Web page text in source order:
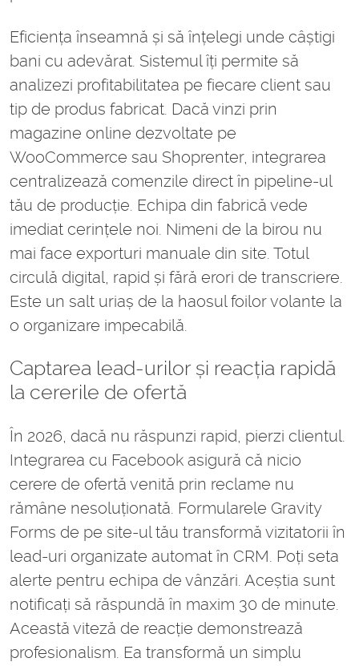
Eficiența înseamnă și să înțelegi unde câștigi
bani cu adevărat. Sistemul îți permite să
analizezi profitabilitatea pe fiecare client sau
tip de produs fabricat. Dacă vinzi prin
magazine online dezvoltate pe
WooCommerce sau Shoprenter, integrarea
centralizează comenzile direct în pipeline-ul
tău de producție. Echipa din fabrică vede
imediat cerințele noi. Nimeni de la birou nu
mai face exporturi manuale din site. Totul
circulă digital, rapid și fără erori de transcriere.
Este un salt uriaș de la haosul foilor volante la
o organizare impecabilă.
Captarea lead-urilor și reacția rapidă
la cererile de ofertă
În 2026, dacă nu răspunzi rapid, pierzi clientul.
Integrarea cu Facebook asigură că nicio
cerere de ofertă venită prin reclame nu
rămâne nesoluționată. Formularele Gravity
Forms de pe site-ul tău transformă vizitatorii în
lead-uri organizate automat în CRM. Poți seta
alerte pentru echipa de vânzări. Aceștia sunt
notificați să răspundă în maxim 30 de minute.
Această viteză de reacție demonstrează
profesionalism. Ea transformă un simplu